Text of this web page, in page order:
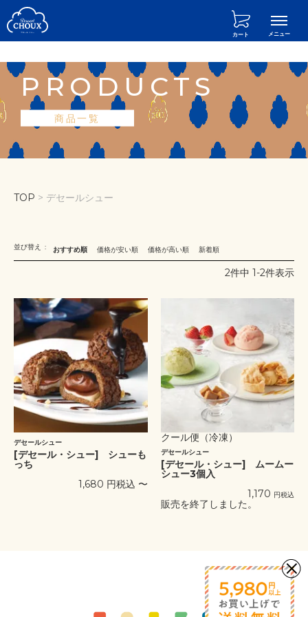
カート
PRODUCTS
商品一覧
TOP デセールシュー
並び替え おすすめ順 価格が安い順 価格が高い順 新着順
2件中 1-2件表示
デセールシュー
[デセール・シュー] シューも
っち
1,680
税込 〜
クール便（冷凍）
デセールシュー
[デセール・シュー] ムームー
シュー3個入
1,170
税込
販売を終了しました。